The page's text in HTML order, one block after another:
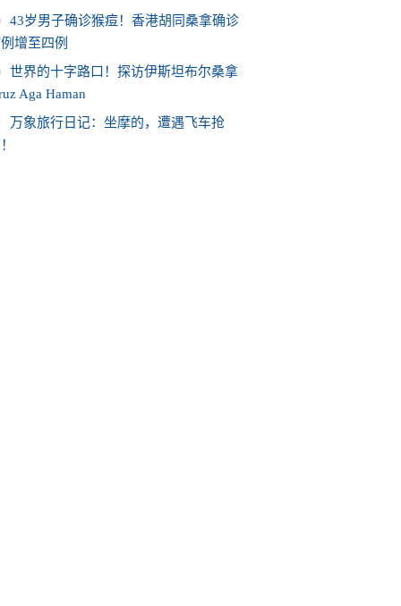
43岁男子确诊猴痘！香港胡同桑拿确诊
增至四例
世界的十字路口！探访伊斯坦布尔桑拿
Aga Haman
万象旅行日记：坐摩的，遭遇飞车抢